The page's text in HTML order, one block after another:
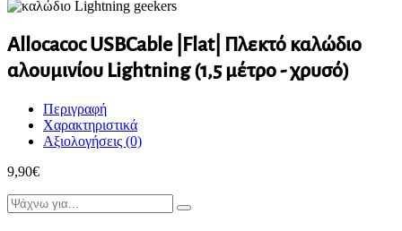
Allocacoc USBCable |Flat| Πλεκτό καλώδιο
αλουμινίου Lightning (1,5 μέτρο - χρυσό)
Περιγραφή
Χαρακτηριστικά
Αξιολογήσεις (0)
9,90€